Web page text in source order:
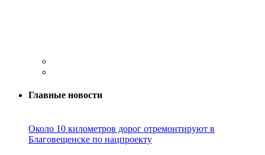
Главные новости
Около 10 километров дорог отремонтируют в
Благовещенске по нацпроекту